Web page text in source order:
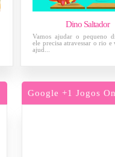
Dino Saltador
Vamos ajudar o pequeno
ele precisa atravessar o rio e
ajud...
Google +1 Jogos